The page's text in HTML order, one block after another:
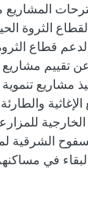
الثروة
قطاع
مشاريع
مشاريع
الإغاثية
الشرقية
في